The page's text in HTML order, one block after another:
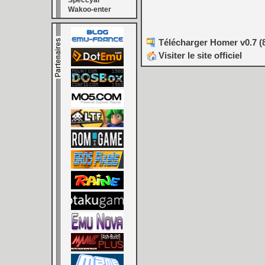
Wakoo-enter
Télécharger Homer v0.7
Visiter le site officiel